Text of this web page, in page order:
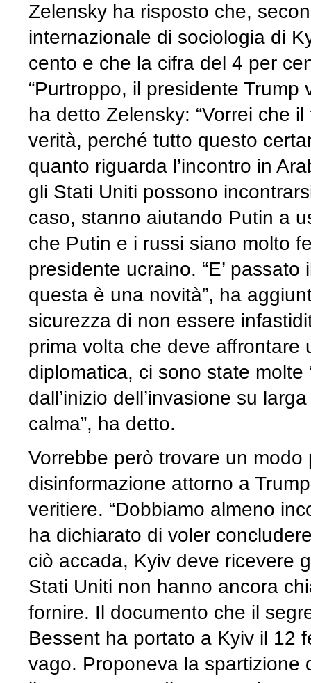
Zelensky ha risposto che,
internazionale di sociologia di
cento e che la cifra del 4 per
“Purtroppo, il presidente
ha detto Zelensky: “Vorrei che
verità, perché tutto questo
quanto riguarda l’incontro in
gli Stati Uniti possono
caso, stanno aiutando Putin a
che Putin e i russi siano molto
presidente ucraino. “E’
questa è una novità”, ha
sicurezza di non essere
prima volta che deve
diplomatica, ci sono state molte
dall’inizio dell’invasione su
calma”, ha detto.
Vorrebbe però trovare un
disinformazione attorno a
veritiere. “Dobbiamo almeno
ha dichiarato di voler
ciò accada, Kyiv deve ricevere
Stati Uniti non hanno ancora
fornire. Il documento che il
Bessent ha portato a Kyiv il 12
vago. Proponeva la spartizione